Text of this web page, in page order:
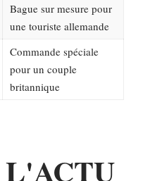
Bague sur mesure pour
une touriste allemande
Commande spéciale
pour un couple
britannique